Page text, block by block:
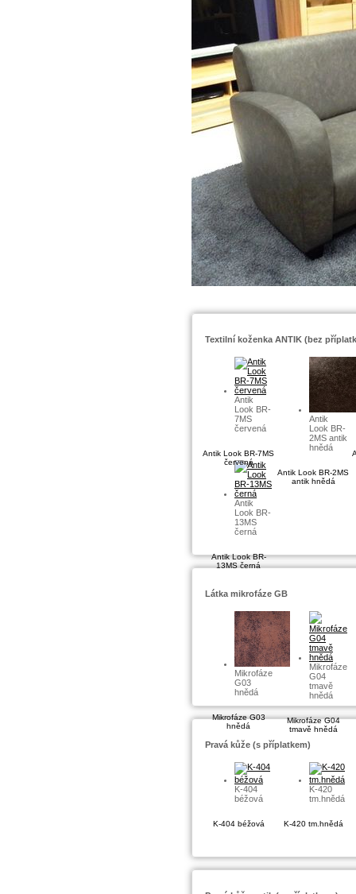
Textilní koženka ANTIK (bez
Antik
Look BR-
7MS
červená
Antik Look BR-7MS
červená
Antik
Look BR-
2MS antik
hnědá
Antik Look BR-2MS
antik hnědá
Antik
Look BR-
13MS
černá
Antik Look BR-
13MS černá
Látka mikrofáze GB
Mikrofáze
G03
hnědá
Mikrofáze G03
hnědá
Mikrofáze
G04
tmavě
hnědá
Mikrofáze G04
tmavě hnědá
Pravá kůže (s příplatkem)
K-404
béžová
K-404 béžová
K-420
tm.hnědá
K-420 tm.hnědá